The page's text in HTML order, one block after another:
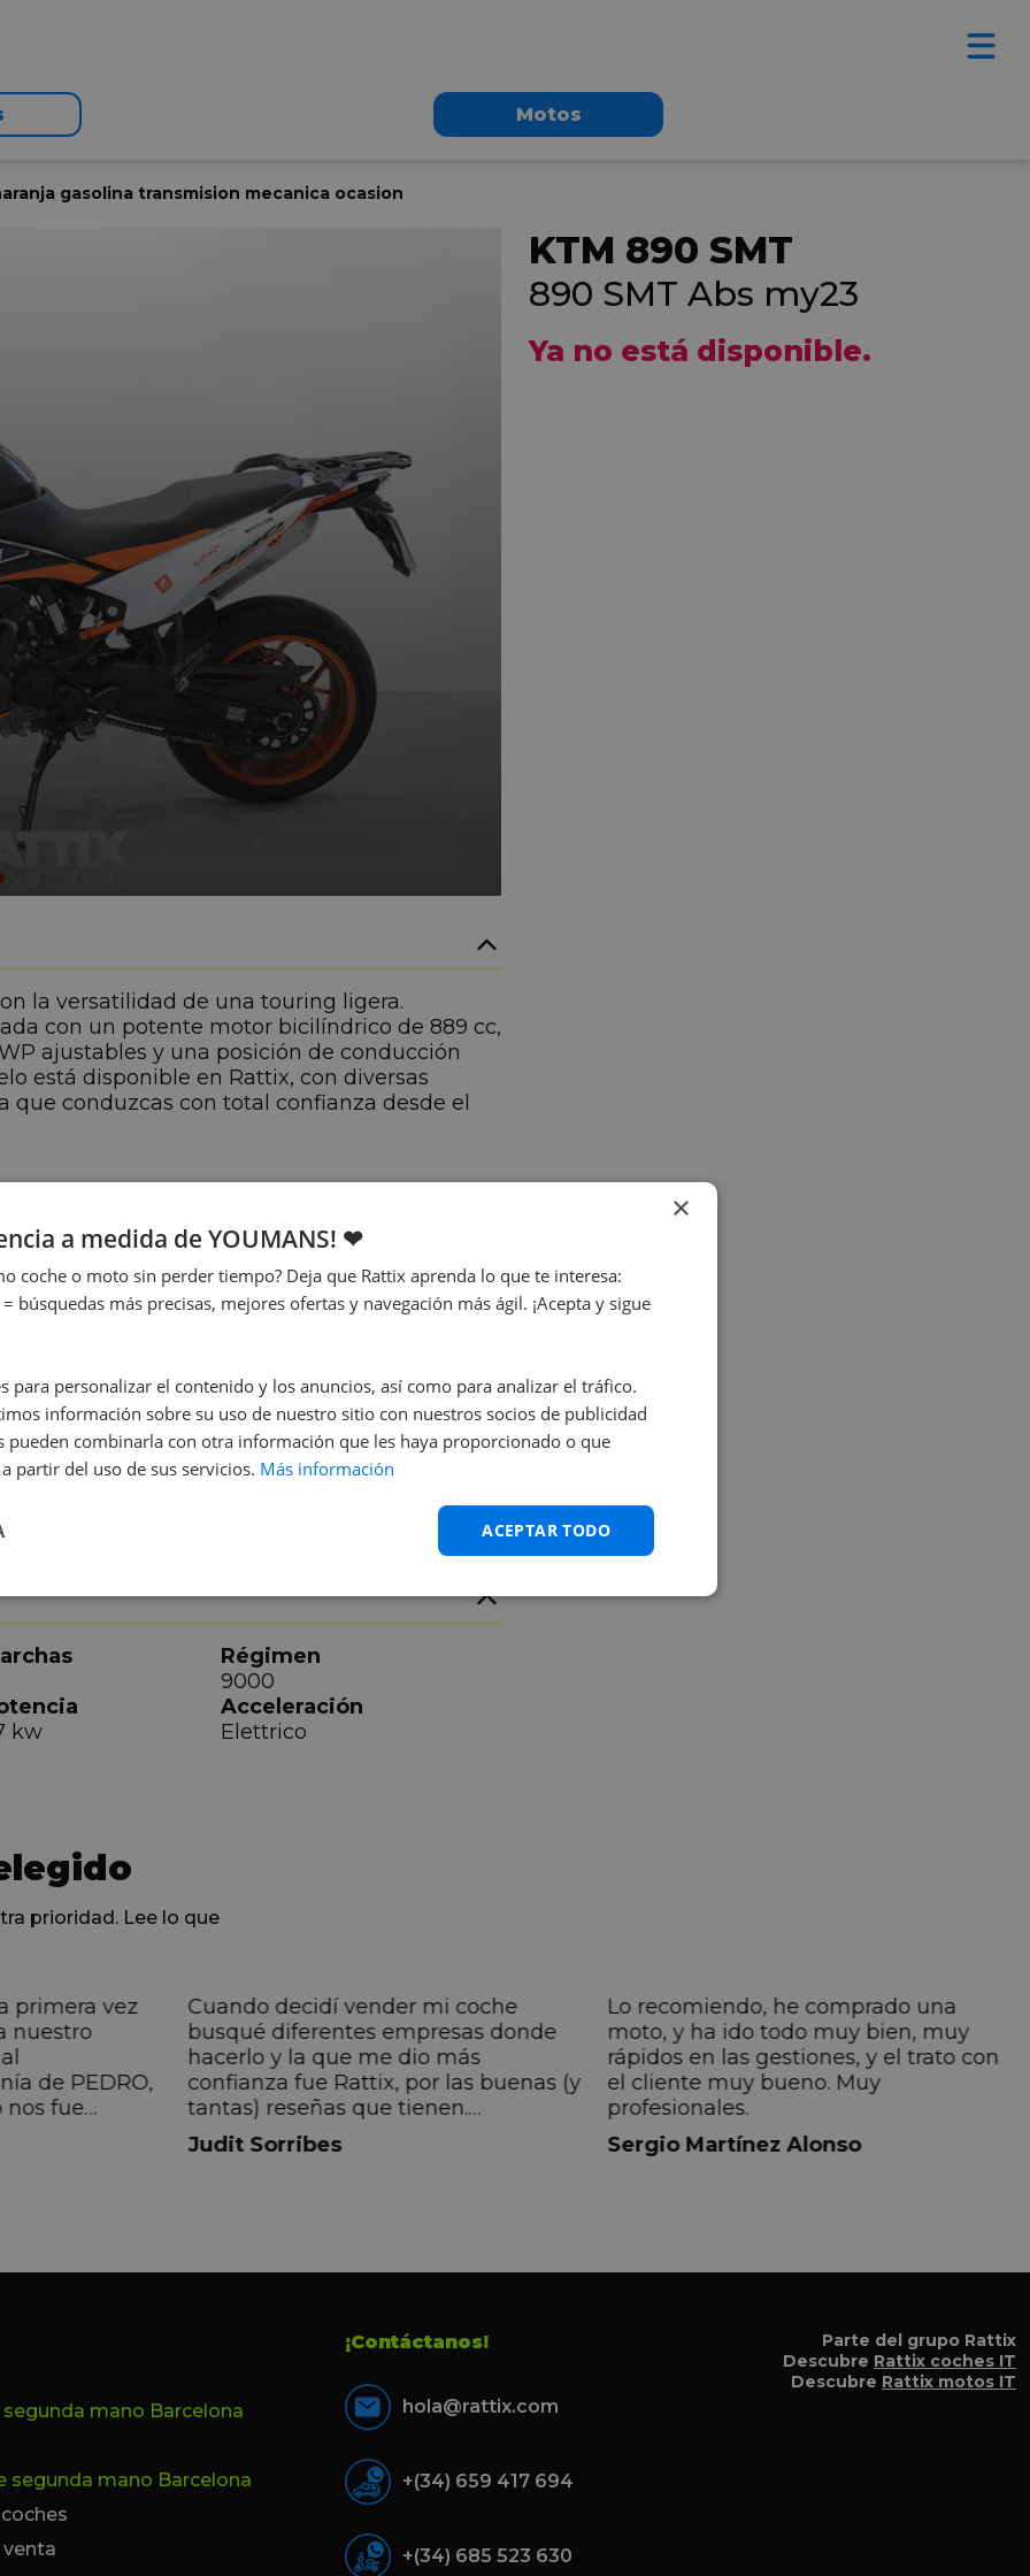
Motos
gasolina transmision mecanica ocasion
la versatilidad de una touring ligera.
con un potente motor bicilíndrico de 889 cc,
ajustables y una posición de conducción
está disponible en Rattix, con diversas
conduzcas con total confianza desde el
SMT Abs my23
Fecha de
matriculación
12/2023
Régimen
9000
kw
Acceleración
Elettrico
KTM 890 SMT
890 SMT Abs my23
Ya no está disponible.
prioridad. Lee lo que
primera vez
nuestro
de PEDRO,
nos fue
directa, de
que
Cuando decidí vender mi coche
busqué diferentes empresas donde
hacerlo y la que me dio más
confianza fue Rattix, por las buenas (y
tantas) reseñas que tienen.
Realmente la experiencia ha sido
muy buena, Carolina ha sido siempre
Judit Sorribes
Lo recomiendo, he comprado una
moto, y ha ido todo muy bien, muy
rápidos en las gestiones, y el trato con
el cliente muy bueno. Muy
profesionales.
Sergio Martínez Alonso
segunda mano Barcelona
segunda mano Barcelona
venta
¡Contáctanos!
hola@rattix.com
+(34) 659 417 694
+(34) 685 523 630
Parte del grupo Rattix
Descubre Rattix coches IT
Descubre Rattix motos IT
×
a medida de YOUMANS! ❤
coche o moto sin perder tiempo? Deja que Rattix aprenda lo que te interesa:
búsquedas más precisas, mejores ofertas y navegación más ágil. ¡Acepta y sigue
para personalizar el contenido y los anuncios, así como para analizar el tráfico.
información sobre su uso de nuestro sitio con nuestros socios de publicidad
pueden combinarla con otra información que les haya proporcionado o que
partir del uso de sus servicios. Más información
ACEPTAR TODO